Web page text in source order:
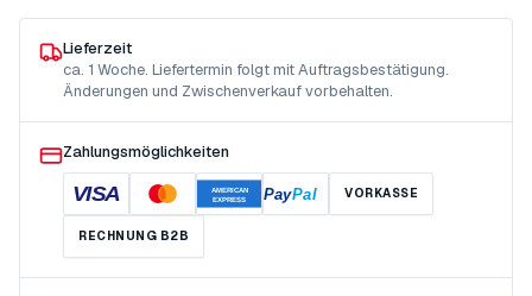
Lieferzeit
ca. 1 Woche. Liefertermin folgt mit Auftragsbestätigung.
Änderungen und Zwischenverkauf vorbehalten.
Zahlungsmöglichkeiten
VISA
AMERICAN
EXPRESS
PayPal VORKASSE
RECHNUNG B2B